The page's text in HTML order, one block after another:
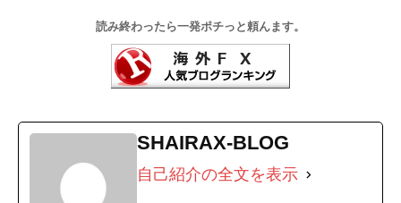
読み終わったら一発ポチっと頼んます。
SHAIRAX-BLOG
自己紹介の全文を表示